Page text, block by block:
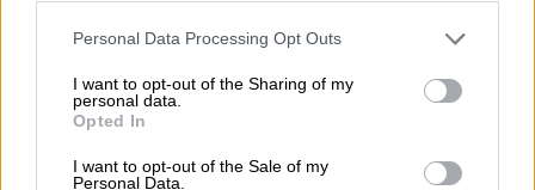
Personal Data Processing Opt Outs
I want to opt-out of the Sharing of my
personal data.
Opted In
I want to opt-out of the Sale of my
Personal Data.
Los estafadores tienen un truco nuevo, y